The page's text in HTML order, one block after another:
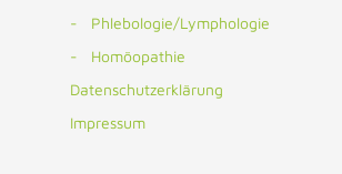
Phlebologie/Lymphologie
Homöopathie
Datenschutzerklärung
Impressum